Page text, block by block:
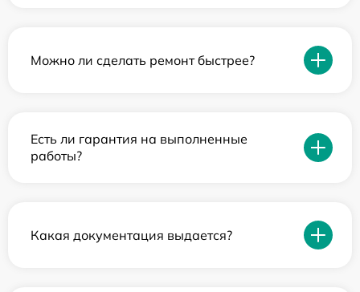
Можно ли сделать ремонт быстрее?
Есть ли гарантия на выполненные
работы?
Какая документация выдается?